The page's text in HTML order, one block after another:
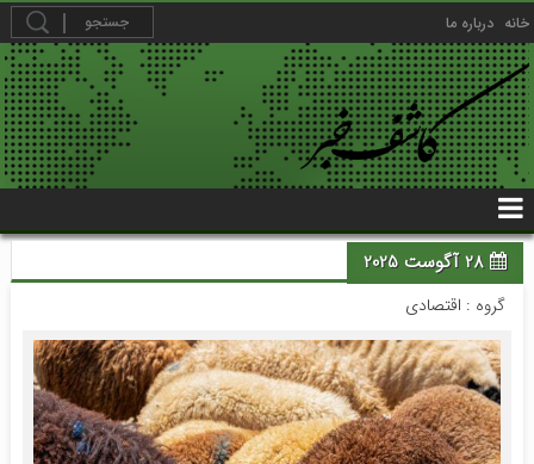
خانه درباره ما
28 آگوست 2025
گروه : اقتصادی